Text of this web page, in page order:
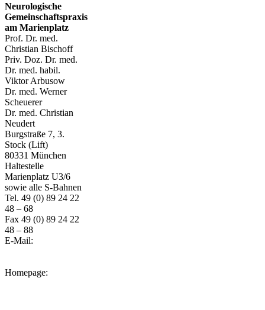
Neurologische
Gemeinschaftspraxis
am Marienplatz
Prof. Dr. med.
Christian Bischoff
Priv. Doz. Dr. med.
Dr. med. habil.
Viktor Arbusow
Dr. med. Werner
Scheuerer
Dr. med. Christian
Neudert
Burgstraße 7, 3.
Stock (Lift)
80331 München
Haltestelle
Marienplatz U3/6
sowie alle S-Bahnen
Tel. 49 (0) 89 24 22
48 – 68
Fax 49 (0) 89 24 22
48 – 88
E-Mail:
Homepage: